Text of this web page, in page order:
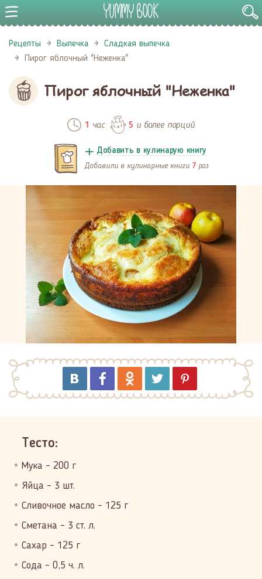
Рецепты Выпечка
Сладкая выпечка
Пирог яблочный "Неженка"
Пирог яблочный "Неженка"
1 час 5 и более порций
Добавить в кулинарую книгу
Добавили в кулинарные книги 7 раз
Тесто:
Мука – 200 г
Яйца – 3 шт.
Сливочное масло – 125 г
Сметана – 3 ст. л.
Сахар – 125 г
Сода – 0,5 ч. л.